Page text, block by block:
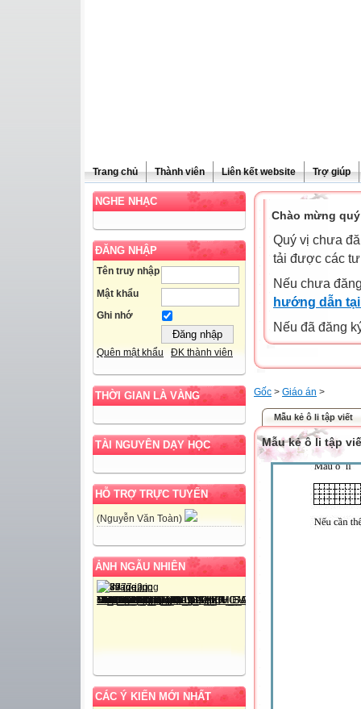
Trang chủ Thành viên Liên kết website Trợ giúp
NGHE NHẠC
ĐĂNG NHẬP
Tên truy nhập
Mật khẩu
Ghi nhớ
Quên mật khẩu ĐK thành viên
THỜI GIAN LÀ VÀNG
TÀI NGUYÊN DẠY HỌC
HỖ TRỢ TRỰC TUYẾN
(Nguyễn Văn Toàn)
ẢNH NGẪU NHIÊN
CÁC Ý KIẾN MỚI NHẤT
Chào mừng
Quý vị chưa
tải được các
Nếu chưa
hướng dẫn
Nếu đã đăng
Gốc > Giáo án >
Mẫu kẻ ô li tập viết
Mẫu kẻ ô li tập